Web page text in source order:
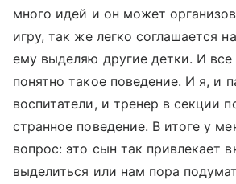
много идей и он может
игру, так же легко соглашается
ему выделяю другие детки. И
понятно такое поведение. И я, и
воспитатели, и тренер в секции
странное поведение. В итоге у
вопрос: это сын так привлекает
выделиться или нам пора